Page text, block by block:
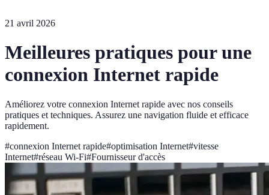
21 avril 2026
Meilleures pratiques pour une
connexion Internet rapide
Améliorez votre connexion Internet rapide avec nos conseils
pratiques et techniques. Assurez une navigation fluide et efficace
rapidement.
#connexion Internet rapide#optimisation Internet#vitesse
Internet#réseau Wi-Fi#Fournisseur d'accès